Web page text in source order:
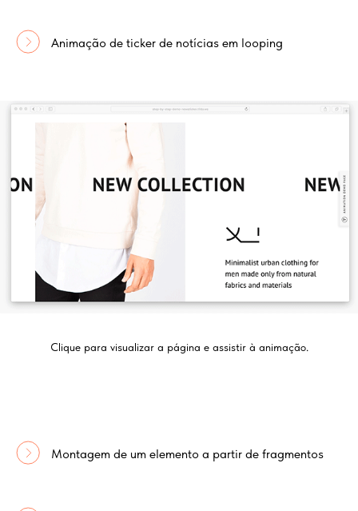
Animação de ticker de notícias em looping
Clique para visualizar a página e assistir à animação.
Montagem de um elemento a partir de fragmentos